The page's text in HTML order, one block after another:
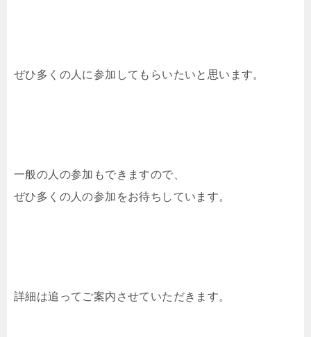
ぜひ多くの人に参加してもらいたいと思います。
一般の人の参加もできますので、
ぜひ多くの人の参加をお待ちしています。
詳細は追ってご案内させていただきます。